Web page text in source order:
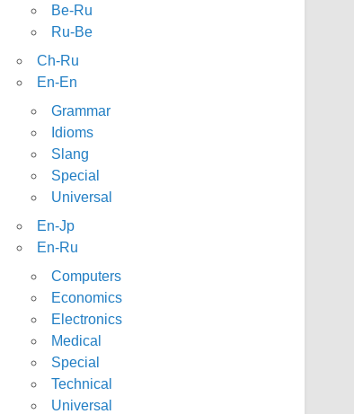
Be-Ru
Ru-Be
Ch-Ru
En-En
Grammar
Idioms
Slang
Special
Universal
En-Jp
En-Ru
Computers
Economics
Electronics
Medical
Special
Technical
Universal